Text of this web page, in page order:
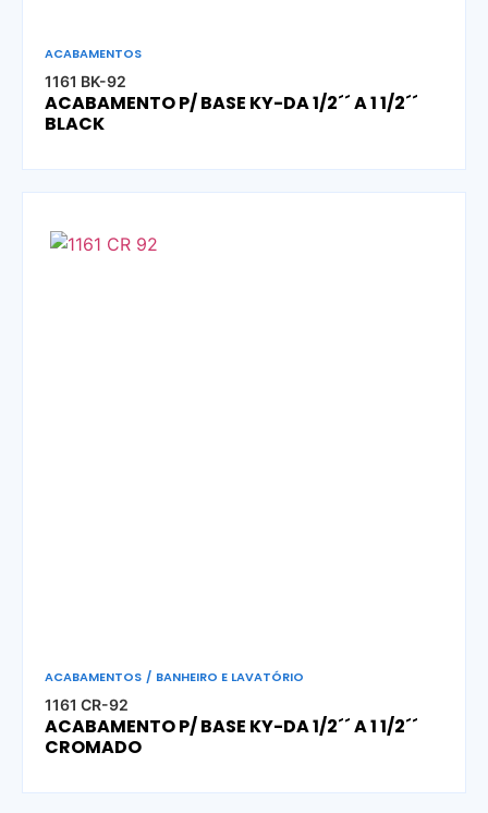
ACABAMENTOS
1161 BK-92
ACABAMENTO P/ BASE KY-DA 1/2´´ A 1 1/2´´
BLACK
ACABAMENTOS / BANHEIRO E LAVATÓRIO
1161 CR-92
ACABAMENTO P/ BASE KY-DA 1/2´´ A 1 1/2´´
CROMADO